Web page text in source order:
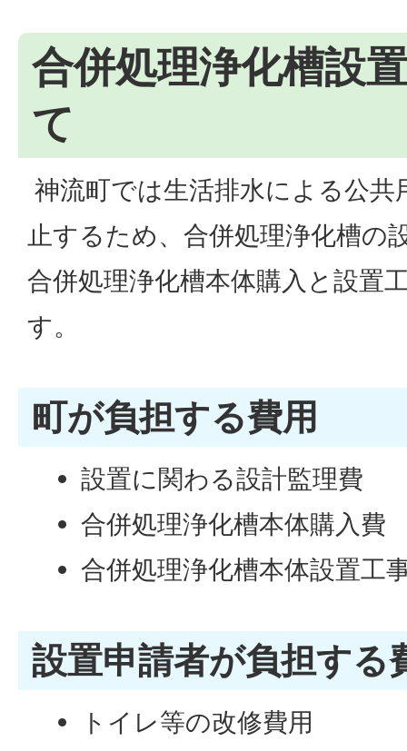
合併処理浄化槽設
て
神流町では生活排水による公共
止するため、合併処理浄化槽の
合併処理浄化槽本体購入と設置
す。
町が負担する費用
設置に関わる設計監理費
合併処理浄化槽本体購入費
合併処理浄化槽本体設置工
設置申請者が負担する
トイレ等の改修費用